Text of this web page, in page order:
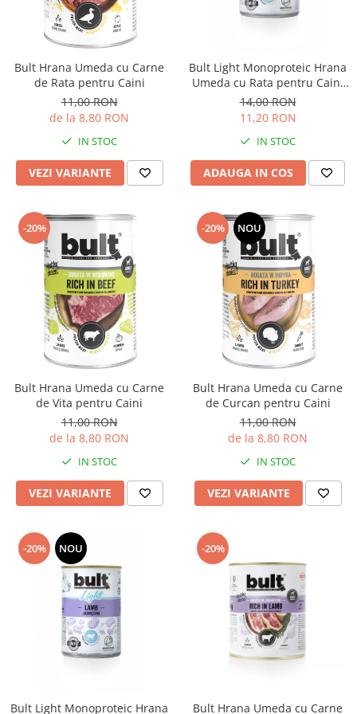
Decent
Brit Premium
Brit Care
Acana
Dog Food
Hill's
Josera
Platinum
Dog Chow
Hrana Umeda Caini
Naturo
Taste of the Wild
Isegrim
Inaba Churu
Nature's Protection Superior Care
Royal Canin
Brit Premium
Brit Care
Piper
Carpathian Pet Food
Araton
Lovely Hunter
Igiena Caini
Brit Premium
Orijen
Hill's
Platinum
Applaws
Cat Chow
Hrana Umeda Pisici
Royal Canin
Applaws
BonaCibo
Naturo
Cherie
Ciao Inaba
Nature's Protection
Taste of The Wild
Signature7
Gourmet
Pro Plan
Brit Premium
Felix
Proof
Bult Hrana Umeda cu Carne
de Rata pentru Caini
11,00 RON
de la 8,80 RON
IN STOC
VEZI VARIANTE
Bult Light Monoproteic Hrana
Umeda cu Rata pentru Caini
400 Gr
14,00 RON
11,20 RON
IN STOC
ADAUGA IN COS
-20%
Bult Hrana Umeda cu Carne
de Vita pentru Caini
11,00 RON
de la 8,80 RON
IN STOC
VEZI VARIANTE
-20% NOU
Bult Hrana Umeda cu Carne
de Curcan pentru Caini
11,00 RON
de la 8,80 RON
IN STOC
VEZI VARIANTE
-20% NOU
Bult Light Monoproteic Hrana
-20%
Bult Hrana Umeda cu Carne